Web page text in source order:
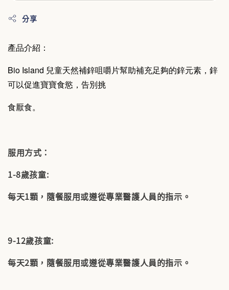
分享
產品介紹：
Bio Island 兒童天然補鋅咀嚼片幫助補充足夠的鋅元素，鋅
可以促進寶寶食慾，告別挑
食厭食。
服用方式：
1-8歲孩童:
每天1顆，隨餐服用或遵從專業醫護人員的指示。
9-12歲孩童:
每天2顆，隨餐服用或遵從專業醫護人員的指示。